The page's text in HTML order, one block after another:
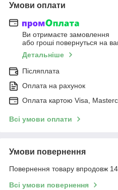
Умови оплати
Ви отримаєте замовлення
або гроші повернуться на
Детальніше
Післяплата
Оплата на рахунок
Оплата картою Visa,
Всі умови оплати
Умови повернення
Повернення товару впродовж 14
Всі умови повернення